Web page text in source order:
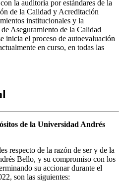
la auditoría por estándares de la
de la Calidad y Acreditación
institucionales y la
Aseguramiento de la Calidad
inicia el proceso de autoevaluación
en curso, en todas las
de la Universidad Andrés
respecto de la razón de ser y de la
Bello, y su compromiso con los
su accionar durante el
son las siguientes: